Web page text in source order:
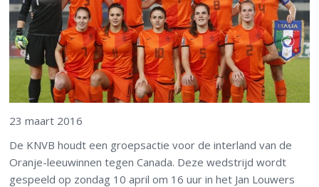
23 maart 2016
De KNVB houdt een groepsactie voor de interland van de
Oranje-leeuwinnen tegen Canada. Deze wedstrijd wordt
gespeeld op zondag 10 april om 16 uur in het Jan Louwers